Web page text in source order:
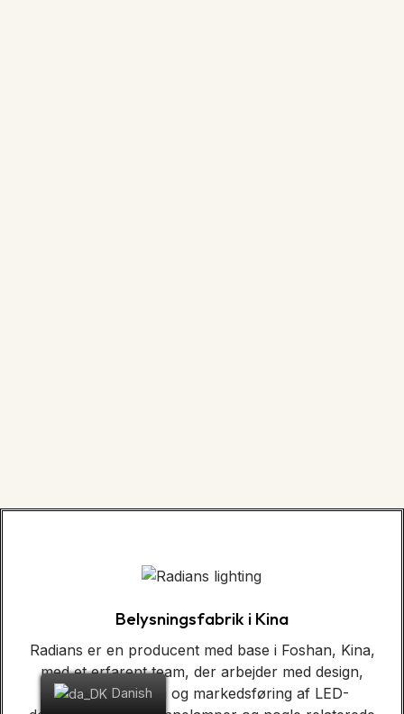
Belysningsfabrik i Kina
Radians er en producent med base i Foshan, Kina,
med et erfarent team, der arbejder med design,
produktion, salg og markedsføring af LED-
Danish